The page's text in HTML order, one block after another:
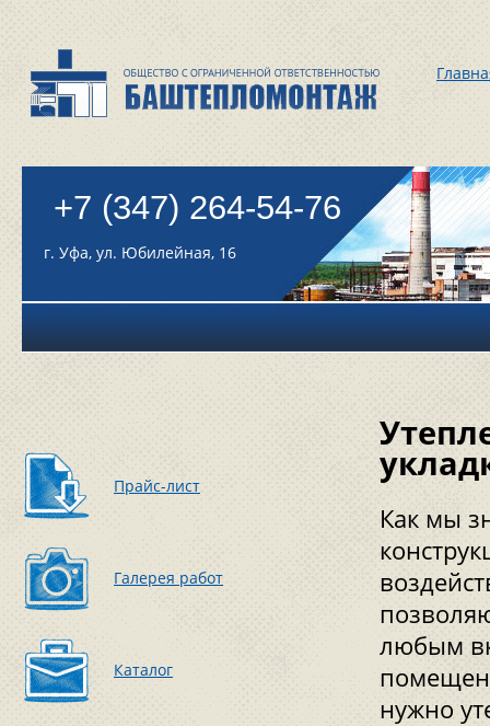
+7 (347) 264-54-76
г. Уфа, ул. Юбилейная, 16
Прайс-лист
Галерея работ
Каталог
Как мы
любым
нужно